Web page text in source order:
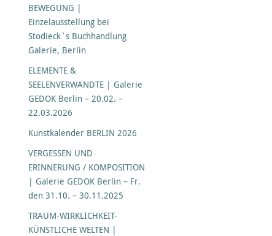
BEWEGUNG |
Einzelausstellung bei
Stodieck`s Buchhandlung
Galerie, Berlin
ELEMENTE &
SEELENVERWANDTE | Galerie
GEDOK Berlin – 20.02. –
22.03.2026
Kunstkalender BERLIN 2026
VERGESSEN UND
ERINNERUNG / KOMPOSITION
| Galerie GEDOK Berlin – Fr.
den 31.10. – 30.11.2025
TRAUM-WIRKLICHKEIT-
KÜNSTLICHE WELTEN |